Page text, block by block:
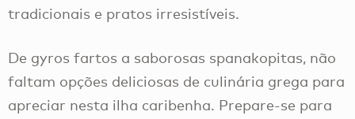
tradicionais e pratos irresistíveis.
De gyros fartos a saborosas spanakopitas, não
faltam opções deliciosas de culinária grega para
apreciar nesta ilha caribenha. Prepare-se para